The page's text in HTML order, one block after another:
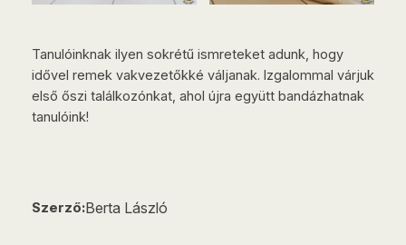
Tanulóinknak ilyen sokrétű ismreteket adunk, hogy
idővel remek vakvezetőkké váljanak. Izgalommal várjuk
első őszi találkozónkat, ahol újra együtt bandázhatnak
tanulóink!
Szerző:Berta László